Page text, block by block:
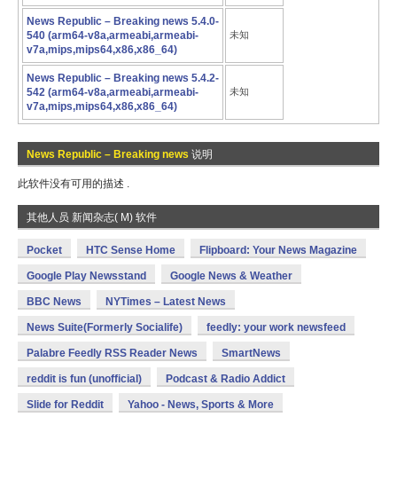
News Republic – Breaking news 5.4.0-
540 (arm64-v8a,armeabi,armeabi-
v7a,mips,mips64,x86,x86_64)
未知
News Republic – Breaking news 5.4.2-
542 (arm64-v8a,armeabi,armeabi-
v7a,mips,mips64,x86,x86_64)
未知
News Republic – Breaking news 说明
此软件没有可用的描述 .
其他人员 新闻杂志( M) 软件
Pocket HTC Sense Home Flipboard: Your News Magazine
Google Play Newsstand Google News & Weather
BBC News NYTimes – Latest News
News Suite(Formerly Socialife) feedly: your work newsfeed
Palabre Feedly RSS Reader News SmartNews
reddit is fun (unofficial) Podcast & Radio Addict
Slide for Reddit Yahoo - News, Sports & More